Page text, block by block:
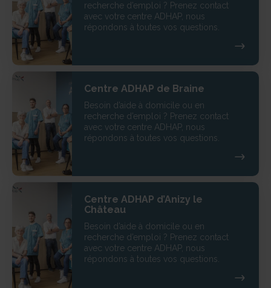
recherche d’emploi ? Prenez contact
avec votre centre ADHAP, nous
répondons à toutes vos questions.
Centre ADHAP de Braine
Besoin d’aide à domicile ou en
recherche d’emploi ? Prenez contact
avec votre centre ADHAP, nous
répondons à toutes vos questions.
Centre ADHAP d’Anizy le
Château
Besoin d’aide à domicile ou en
recherche d’emploi ? Prenez contact
avec votre centre ADHAP, nous
répondons à toutes vos questions.